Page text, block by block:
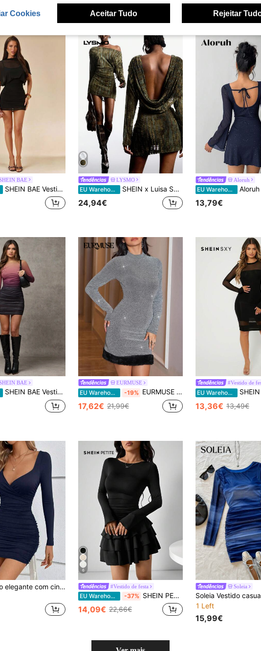
BAE
SHEIN BAE Vestido curto preto liso, sexy e transparente, com drapeados, sem mangas e gola alta. Ideal para festas, coquetéis, baladas e para a primavera/verão.
LYSMO
EU Warehouse SHEIN x Luisa Sonza LYSMO Vestido curto feminino sexy, franzido, costas nuas, decote drapeado, moderno
24,94€
Aloruh
EU Warehouse Aloruh Minivestido elegante
13,79€
BAE
SHEIN BAE Vestido curto casual minimalista feminino Ombre, manga comprida, adequado para lazer e férias
EURMUSE
EU Warehouse -19% EURMUSE Robe De Soirée Femme Col Montant Gris À Manches Longues
17,62€ 21,99€
#Vestido de
EU Warehouse SHEIN SXY Malha
13,36€ 13,49€
Vestido curto elegante com cintura franzida, decote em V profundo e mangas compridas, novidade da coleção primavera/verão.
6
#Vestido de festa
EU Warehouse -37% SHEIN PETITE Vestido elegante de manga comprida preto de cor lisa com bainha com folhos para mulher, tamanho petite
14,09€ 22,66€
Soleia
1 Left
15,99€
Cookies Aceitar Tudo Rejeitar